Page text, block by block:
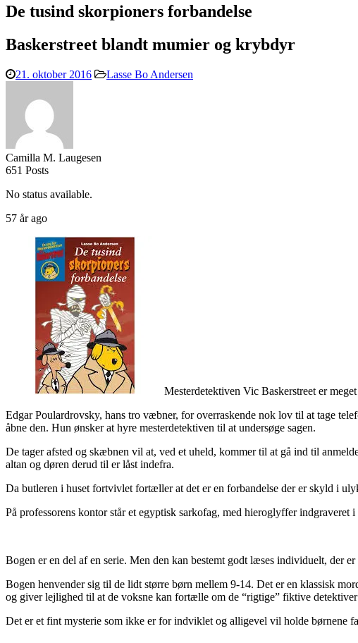
De tusind skorpioners forbandelse
Baskerstreet blandt mumier og krybdyr
21. oktober 2016 Lasse Bo Andersen
Camilla M. Laugesen
651 Posts
No status available.
57 år ago
Mesterdetektiven Vic Baskerstreet er
Edgar Poulardrovsky, hans tro væbner, for overraskende nok lov til at tage
åbne den. Hun ønsker at hyre mesterdetektiven til at undersøge sagen.
De tager afsted og skæbnen vil at, ved et uheld, kommer til at gå ind til
altan og døren derud til er låst indefra.
Da butleren i huset fortvivlet fortæller at det er en forbandelse der er skyld i
På professorens kontor står et egyptisk sarkofag, med hieroglyffer
Bogen er en del af en serie. Men den kan bestemt godt læses individuelt, der
Bogen henvender sig til de lidt større børn mellem 9-14. Det er en klassisk
og giver lejlighed til at de voksne kan fortælle om de “rigtige” fiktive
Det er et fint mysterie som ikke er for indviklet og alligevel vil holde børnene